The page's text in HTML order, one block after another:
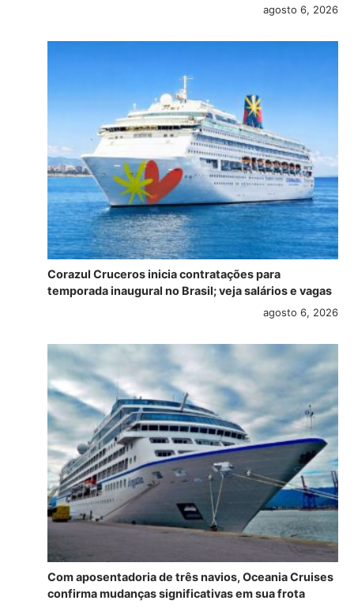
agosto 6, 2026
Corazul Cruceros inicia contratações para
temporada inaugural no Brasil; veja salários e vagas
agosto 6, 2026
Com aposentadoria de três navios, Oceania Cruises
confirma mudanças significativas em sua frota